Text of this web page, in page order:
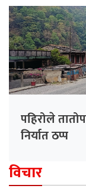
पहिरोले
निर्यात ठप्प
विचार